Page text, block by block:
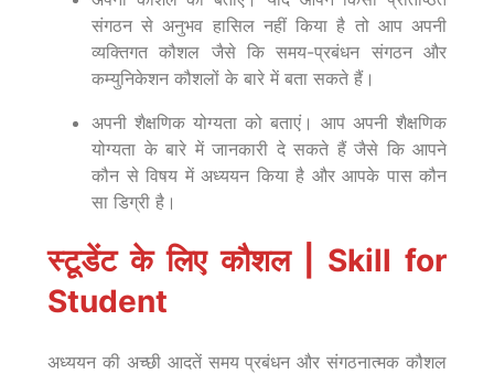
संगठन से अनुभव हासिल नहीं किया है तो आप अपनी
व्यक्तिगत कौशल जैसे कि समय-प्रबंधन संगठन और
कम्युनिकेशन कौशलों के बारे में बता सकते हैं।
अपनी शैक्षणिक योग्यता को बताएं। आप अपनी शैक्षणिक
योग्यता के बारे में जानकारी दे सकते हैं जैसे कि आपने
कौन से विषय में अध्ययन किया है और आपके पास कौन
सा डिग्री है।
स्टूडेंट के लिए कौशल | Skill for
Student
अध्ययन की अच्छी आदतें समय प्रबंधन और संगठनात्मक कौशल